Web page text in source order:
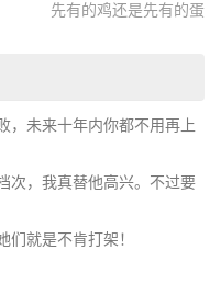
先有的鸡还是先有的蛋
，未来十年内你都不用再上
次，我真替他高兴。不过要
们就是不肯打架！